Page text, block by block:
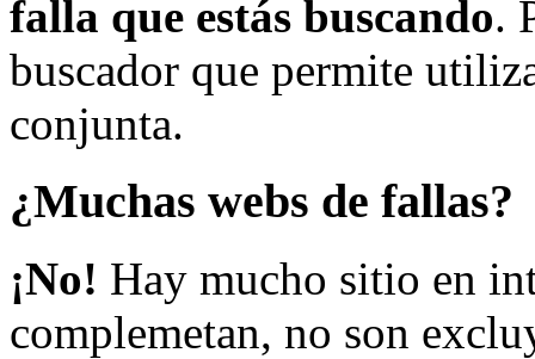
falla que estás buscando.
buscador que permite
conjunta.
¿Muchas webs de fallas?
¡No! Hay mucho sitio en
complemetan, no son